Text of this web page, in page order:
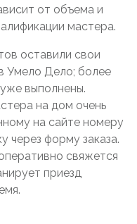
от объема и
мастера.
оставили свои
Умело Дело; более
выполнены.
на дом очень
на сайте номеру
через форму заказа.
свяжется
приезд